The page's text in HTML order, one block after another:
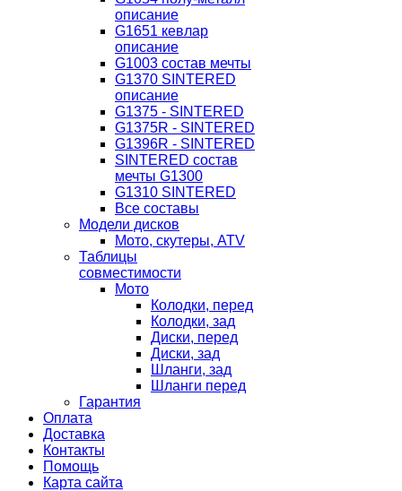
описание
G1651 кевлар
описание
G1003 состав мечты
G1370 SINTERED
описание
G1375 - SINTERED
G1375R - SINTERED
G1396R - SINTERED
SINTERED состав
мечты G1300
G1310 SINTERED
Все составы
Модели дисков
Мото, скутеры, ATV
Таблицы
совместимости
Мото
Колодки, перед
Колодки, зад
Диски, перед
Диски, зад
Шланги, зад
Шланги перед
Гарантия
Оплата
Доставка
Контакты
Помощь
Карта сайта